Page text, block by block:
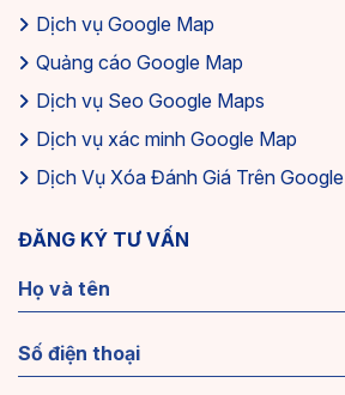
Dịch vụ Google Map
Quảng cáo Google Map
Dịch vụ Seo Google Maps
Dịch vụ xác minh Google Map
Dịch Vụ Xóa Đánh Giá Trên Google
ĐĂNG KÝ TƯ VẤN